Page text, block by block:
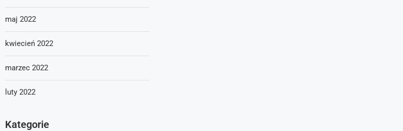
maj 2022
kwiecień 2022
marzec 2022
luty 2022
Kategorie